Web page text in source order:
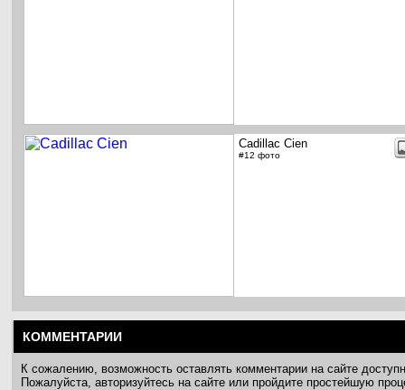
Cadillac Cien
#12 фото
КОММЕНТАРИИ
К сожалению, возможность оставлять комментарии на сайте
Пожалуйста, авторизуйтесь на сайте или пройдите простейшую